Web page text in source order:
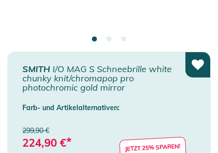
SMITH I/O MAG S Schneebrille white
chunky knit/chromapop pro
photochromic gold mirror
Farb- und Artikelalternativen:
299,90 €
224,90 €* JETZT 25% SPAREN!